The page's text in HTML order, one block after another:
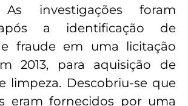
As investigações foram
a identificação de
fraude em uma licitação
2013, para aquisição de
limpeza. Descobriu-se que
eram fornecidos por uma